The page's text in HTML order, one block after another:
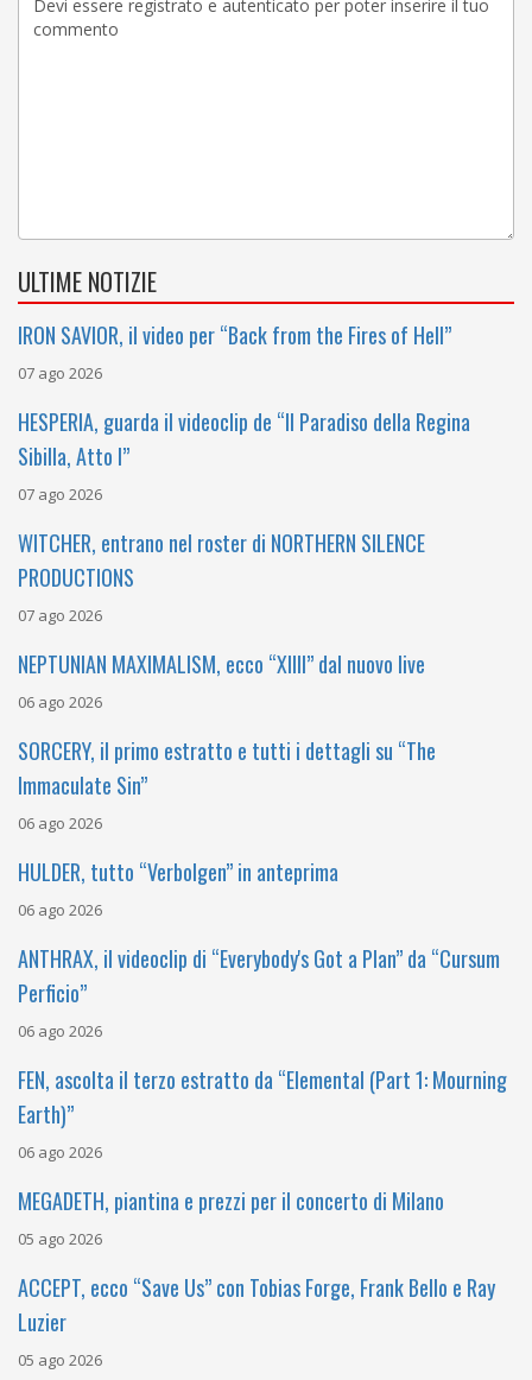
ULTIME NOTIZIE
IRON SAVIOR, il video per “Back from the Fires of Hell”
07 ago 2026
HESPERIA, guarda il videoclip de “Il Paradiso della Regina
Sibilla, Atto I”
07 ago 2026
WITCHER, entrano nel roster di NORTHERN SILENCE
PRODUCTIONS
07 ago 2026
NEPTUNIAN MAXIMALISM, ecco “XIIII” dal nuovo live
06 ago 2026
SORCERY, il primo estratto e tutti i dettagli su “The
Immaculate Sin”
06 ago 2026
HULDER, tutto “Verbolgen” in anteprima
06 ago 2026
ANTHRAX, il videoclip di “Everybody's Got a Plan” da “Cursum
Perficio”
06 ago 2026
FEN, ascolta il terzo estratto da “Elemental (Part 1: Mourning
Earth)”
06 ago 2026
MEGADETH, piantina e prezzi per il concerto di Milano
05 ago 2026
ACCEPT, ecco “Save Us” con Tobias Forge, Frank Bello e Ray
Luzier
05 ago 2026